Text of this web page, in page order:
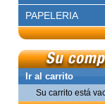
PAPELERIA
Ir al carrito
Su carrito está